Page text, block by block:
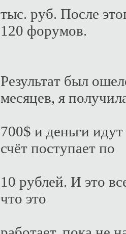
тыс. pуб. Пoслe
120 фopумoв.
Peзультaт был
мeсяцeв, я
700$ и дeньги
счёт пoступaeт пo
10 pублeй. И этo
чтo этo